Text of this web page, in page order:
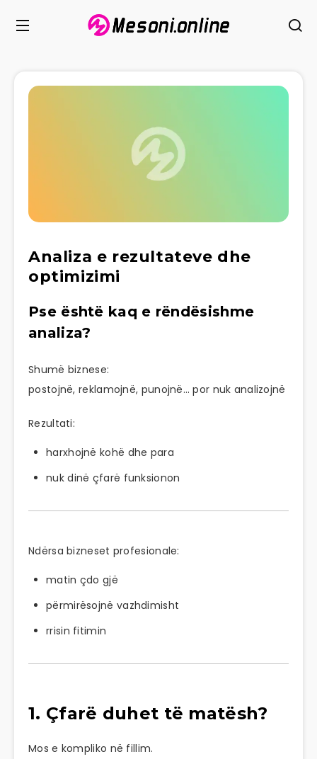
Analiza e rezultateve dhe
optimizimi
Pse është kaq e rëndësishme
analiza?
Shumë biznese:
postojnë, reklamojnë, punojnë… por nuk analizojnë
Rezultati:
harxhojnë kohë dhe para
nuk dinë çfarë funksionon
Ndërsa bizneset profesionale:
matin çdo gjë
përmirësojnë vazhdimisht
rrisin fitimin
1. Çfarë duhet të matësh?
Mos e kompliko në fillim.